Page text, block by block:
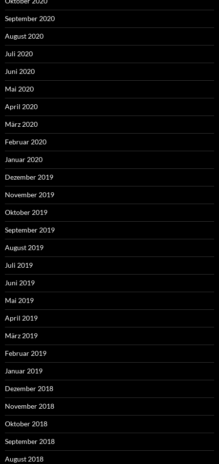
September 2020
August 2020
Juli 2020
Juni 2020
Mai 2020
April 2020
März 2020
Februar 2020
Januar 2020
Dezember 2019
November 2019
Oktober 2019
September 2019
August 2019
Juli 2019
Juni 2019
Mai 2019
April 2019
März 2019
Februar 2019
Januar 2019
Dezember 2018
November 2018
Oktober 2018
September 2018
August 2018